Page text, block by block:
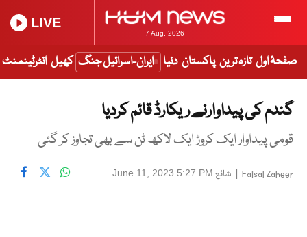
7 Aug, 2026
LIVE
صفحۂ اول تازہ ترین پاکستان دنیا ایران-اسرائیل جنگ کھیل انٹرٹینمنٹ
گندم کی پیداوارنے ریکارڈ قائم کردیا
قومی پیداوار ایک کروڑ ایک لاکھ ٹن سے بھی تجاوز کر گئی
Faisal Zaheer
| شائع June 11, 2023 5:27 PM